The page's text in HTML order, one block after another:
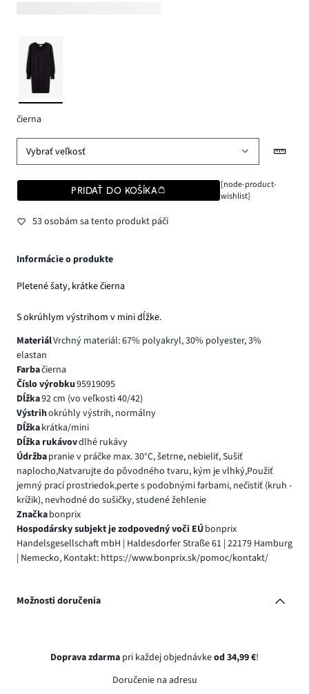
čierna
Vybrať veľkosť
PRIDAŤ DO KOŠÍKA
[node-product-
wishlist]
53 osobám sa tento produkt páči
Informácie o produkte
Pletené šaty, krátke čierna
S okrúhlym výstrihom v mini dĺžke.
MateriálVrchný materiál: 67% polyakryl, 30% polyester, 3%
elastan
Farbačierna
Číslo výrobku95919095
Dĺžka92 cm (vo veľkosti 40/42)
Výstrihokrúhly výstrih, normálny
Dĺžkakrátka/mini
Dĺžka rukávovdlhé rukávy
Údržbapranie v práčke max. 30°C, šetrne, nebieliť, Sušiť
naplocho,Natvarujte do pôvodného tvaru, kým je vlhký,Použiť
jemný prací prostriedok,perte s podobnými farbami, nečistiť (kruh -
krížik), nevhodné do sušičky, studené žehlenie
Značkabonprix
Hospodársky subjekt je zodpovedný voči EÚbonprix
Handelsgesellschaft mbH | Haldesdorfer Straße 61 | 22179 Hamburg
| Nemecko, Kontakt: https://www.bonprix.sk/pomoc/kontakt/
Možnosti doručenia
Doprava zdarma pri každej objednávkeod 34,99 €!
Doručenie na adresu